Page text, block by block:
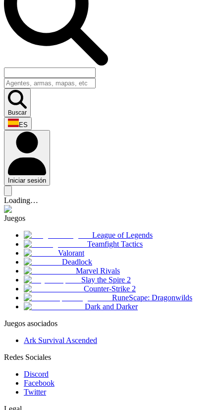
Buscar
ES
Iniciar sesión
Loading…
Juegos
League of Legends
Teamfight Tactics
Valorant
Deadlock
Marvel Rivals
Slay the Spire 2
Counter-Strike 2
RuneScape: Dragonwilds
Dark and Darker
Juegos asociados
Ark Survival Ascended
Redes Sociales
Discord
Facebook
Twitter